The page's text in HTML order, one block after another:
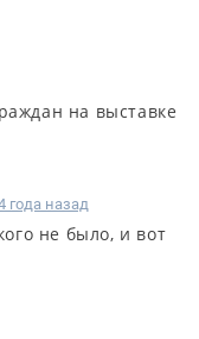
на выставке
года назад
не было, и вот